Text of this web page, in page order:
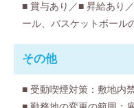
■ 賞与あり／■ 昇給あり
ール、バスケットボール
その他
■ 受動喫煙対策：敷地内